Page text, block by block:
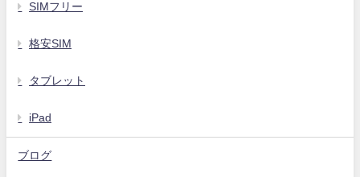
SIMフリー
格安SIM
タブレット
iPad
ブログ